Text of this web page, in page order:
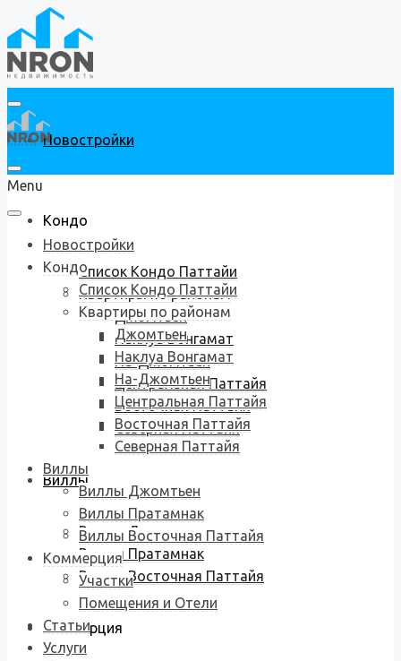
Новостройки
Кондо
Список Кондо Паттайи
Квартиры по районам
Джомтьен
Наклуа Вонгамат
На-Джомтьен
Центральная Паттайя
Восточная Паттайя
Северная Паттайя
Виллы
Виллы Джомтьен
Виллы Пратамнак
Виллы Восточная Паттайя
Коммерция
Menu
Новостройки
Кондо
Список Кондо Паттайи
Квартиры по районам
Джомтьен
Наклуа Вонгамат
На-Джомтьен
Центральная Паттайя
Восточная Паттайя
Северная Паттайя
Виллы
Виллы Джомтьен
Виллы Пратамнак
Виллы Восточная Паттайя
Коммерция
Участки
Помещения и Отели
Статьи
Услуги